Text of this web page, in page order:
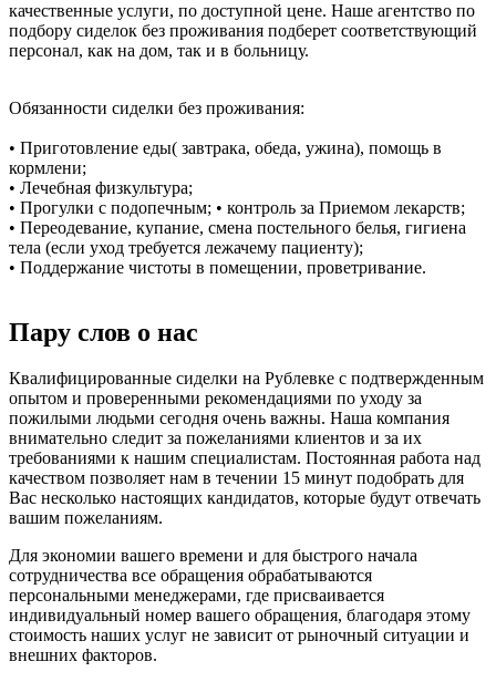
качественные услуги, по доступной цене. Наше агентство по
подбору сиделок без проживания подберет соответствующий
персонал, как на дом, так и в больницу.
Обязанности сиделки без проживания:
• Приготовление еды( завтрака, обеда, ужина), помощь в
кормлени;
• Лечебная физкультура;
• Прогулки с подопечным; • контроль за Приемом лекарств;
• Переодевание, купание, смена постельного белья, гигиена
тела (если уход требуется лежачему пациенту);
• Поддержание чистоты в помещении, проветривание.
Пару слов о нас
Квалифицированные сиделки на Рублевке с подтвержденным
опытом и проверенными рекомендациями по уходу за
пожилыми людьми сегодня очень важны. Наша компания
внимательно следит за пожеланиями клиентов и за их
требованиями к нашим специалистам. Постоянная работа над
качеством позволяет нам в течении 15 минут подобрать для
Вас несколько настоящих кандидатов, которые будут отвечать
вашим пожеланиям.
Для экономии вашего времени и для быстрого начала
сотрудничества все обращения обрабатываются
персональными менеджерами, где присваивается
индивидуальный номер вашего обращения, благодаря этому
стоимость наших услуг не зависит от рыночный ситуации и
внешних факторов.